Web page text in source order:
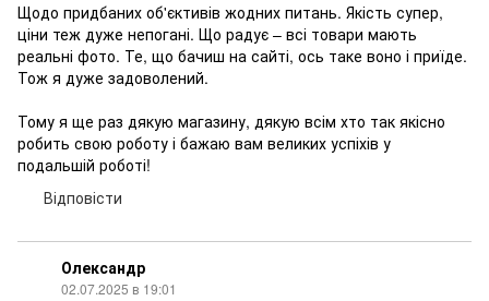
Щодо придбаних об'єктивів жодних питань. Якість супер,
ціни теж дуже непогані. Що радує – всі товари мають
реальні фото. Те, що бачиш на сайті, ось таке воно і приїде.
Тож я дуже задоволений.
Тому я ще раз дякую магазину, дякую всім хто так якісно
робить свою роботу і бажаю вам великих успіхів у
подальшій роботі!
Відповісти
Олександр
02.07.2025 в 19:01